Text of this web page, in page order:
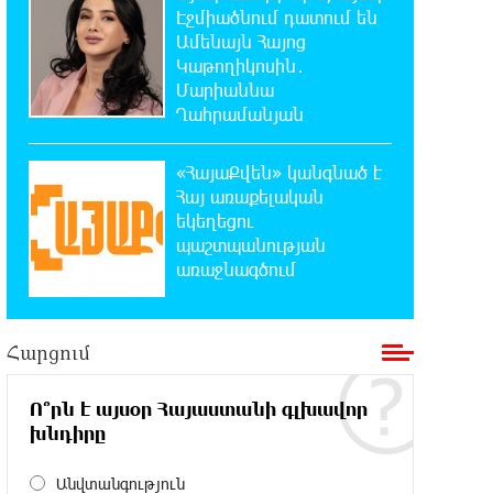
0:50:31 7-08-2026
Օգոստոսի 7-ին, 10-ին, 11-ին, 12-ին
և 13-ին գազ չի լինելու․ հասցեներ
Հնդկաստանի հյուսիս-արևելքում
տեղի ունեցած ջրհեղեղների
հետևանքով զոհերի թիվը հասել է 97-ի
0:10:04 7-08-2026
Օգոստոսի 7-ին
ժամանակավորապես կդադարեցվի
Վինիսիուսը նոր պայմանագիր է
Էջմիածնում դատում են
Ամենայն Հայոց
Կաթողիկոսին․
Մարիաննա
Ղահրամանյան
«ՀայաՔվեն» կանգնած է
Հայ առաքելական
եկեղեցու
պաշտպանության
առաջնագծում
Հարցում
Ո՞րն է այսօր Հայաստանի գլխավոր
խնդիրը
Անվտանգություն